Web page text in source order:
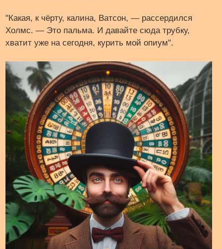
"Какая, к чёрту, калина, Ватсон, — рассердился
Холмс. — Это пальма. И давайте сюда трубку,
хватит уже на сегодня, курить мой опиум".